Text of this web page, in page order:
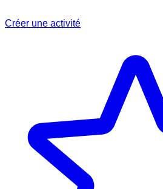
Créer une activité